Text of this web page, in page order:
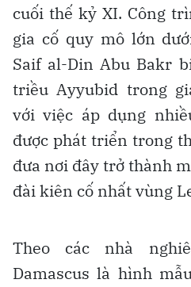
cuối thế kỷ XI. Công
gia cố quy mô lớn
Saif al-Din Abu Bakr
triều Ayyubid trong
với việc áp dụng
được phát triển trong
đưa nơi đây trở thành
đài kiên cố nhất vùng
Theo các nhà
Damascus là hình